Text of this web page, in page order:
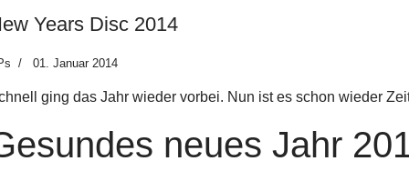
Years Disc 2014
01. Januar 2014
ging das Jahr wieder vorbei. Nun ist es schon wieder
neues Jahr